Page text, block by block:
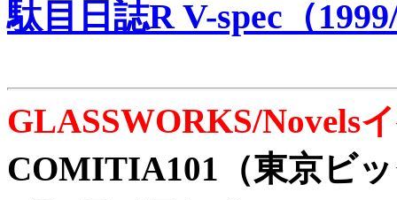
駄目日誌R V-spec（
GLASSWORKS/Novels
COMITIA101（東京ビ